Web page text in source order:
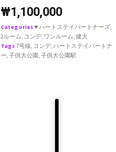
₩1,100,000
Categories♥ ハートステイパートナーズ,
2ルーム, コンデ, ワンルーム,健大
Tags7号線, コンデ,ハートステイパートナ
ー,子供大公園,子供大公園駅